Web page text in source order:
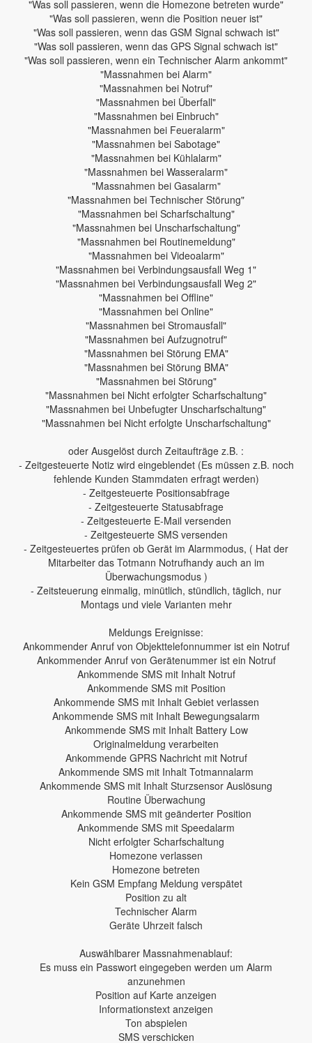
"Was soll passieren, wenn die Homezone betreten wurde"
"Was soll passieren, wenn die Position neuer ist"
"Was soll passieren, wenn das GSM Signal schwach ist"
"Was soll passieren, wenn das GPS Signal schwach ist"
"Was soll passieren, wenn ein Technischer Alarm ankommt"
"Massnahmen bei Alarm"
"Massnahmen bei Notruf"
"Massnahmen bei Überfall"
"Massnahmen bei Einbruch"
"Massnahmen bei Feueralarm"
"Massnahmen bei Sabotage"
"Massnahmen bei Kühlalarm"
"Massnahmen bei Wasseralarm"
"Massnahmen bei Gasalarm"
"Massnahmen bei Technischer Störung"
"Massnahmen bei Scharfschaltung"
"Massnahmen bei Unscharfschaltung"
"Massnahmen bei Routinemeldung"
"Massnahmen bei Videoalarm"
"Massnahmen bei Verbindungsausfall Weg 1"
"Massnahmen bei Verbindungsausfall Weg 2"
"Massnahmen bei Offline"
"Massnahmen bei Online"
"Massnahmen bei Stromausfall"
"Massnahmen bei Aufzugnotruf"
"Massnahmen bei Störung EMA"
"Massnahmen bei Störung BMA"
"Massnahmen bei Störung"
"Massnahmen bei Nicht erfolgter Scharfschaltung"
"Massnahmen bei Unbefugter Unscharfschaltung"
"Massnahmen bei Nicht erfolgte Unscharfschaltung"
oder Ausgelöst durch Zeitaufträge z.B. :
- Zeitgesteuerte Notiz wird eingeblendet (Es müssen z.B. noch
fehlende Kunden Stammdaten erfragt werden)
- Zeitgesteuerte Positionsabfrage
- Zeitgesteuerte Statusabfrage
- Zeitgesteuerte E-Mail versenden
- Zeitgesteuerte SMS versenden
- Zeitgesteuertes prüfen ob Gerät im Alarmmodus, ( Hat der
Mitarbeiter das Totmann Notrufhandy auch an im
Überwachungsmodus )
- Zeitsteuerung einmalig, minütlich, stündlich, täglich, nur
Montags und viele Varianten mehr
Meldungs Ereignisse:
Ankommender Anruf von Objekttelefonnummer ist ein Notruf
Ankommender Anruf von Gerätenummer ist ein Notruf
Ankommende SMS mit Inhalt Notruf
Ankommende SMS mit Position
Ankommende SMS mit Inhalt Gebiet verlassen
Ankommende SMS mit Inhalt Bewegungsalarm
Ankommende SMS mit Inhalt Battery Low
Originalmeldung verarbeiten
Ankommende GPRS Nachricht mit Notruf
Ankommende SMS mit Inhalt Totmannalarm
Ankommende SMS mit Inhalt Sturzsensor Auslösung
Routine Überwachung
Ankommende SMS mit geänderter Position
Ankommende SMS mit Speedalarm
Nicht erfolgter Scharfschaltung
Homezone verlassen
Homezone betreten
Kein GSM Empfang Meldung verspätet
Position zu alt
Technischer Alarm
Geräte Uhrzeit falsch
Auswählbarer Massnahmenablauf:
Es muss ein Passwort eingegeben werden um Alarm
anzunehmen
Position auf Karte anzeigen
Informationstext anzeigen
Ton abspielen
SMS verschicken